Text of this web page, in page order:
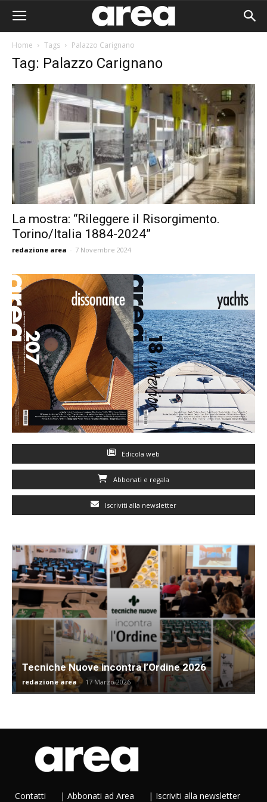
Home Tags Palazzo Carignano
Tag: Palazzo Carignano
La mostra: “Rileggere il Risorgimento.
Torino/Italia 1884-2024”
redazione area - 7 Novembre 2024
Edicola web
Abbonati e regala
Iscriviti alla newsletter
Tecniche Nuove incontra l’Ordine 2026
redazione area - 17 Marzo 2026
Contatti | Abbonati ad Area | Iscriviti alla newsletter